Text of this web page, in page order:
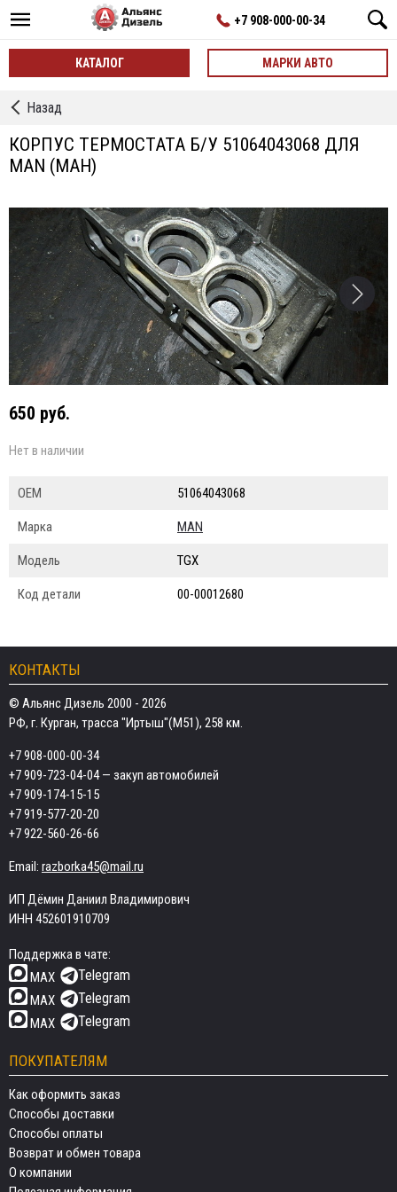
+7 908-000-00-34
КАТАЛОГ МАРКИ АВТО
←
Термостата
Назад
КОРПУС ТЕРМОСТАТА Б/У 51064043068 ДЛЯ
MAN (МАН)
650 руб.
Нет в наличии
ОЕМ 51064043068
Марка MAN
Модель TGX
Код детали 00-00012680
КОНТАКТЫ
© Альянс Дизель 2000 - 2026
РФ, г. Курган, трасса "Иртыш"(М51), 258 км.
+7 908-000-00-34
+7 909-723-04-04— закуп автомобилей
+7 909-174-15-15
+7 919-577-20-20
+7 922-560-26-66
Email: razborka45@mail.ru
ИП Дёмин Даниил Владимирович
ИНН 452601910709
Поддержка в чате:
MAX
Telegram
MAX Telegram
MAX Telegram
ПОКУПАТЕЛЯМ
Как оформить заказ
Способы доставки
Способы оплаты
Возврат и обмен товара
О компании